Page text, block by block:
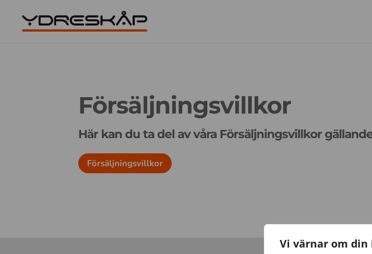
Vi värnar om
Försäljningsvillkor
Här kan du ta del av våra Försäljningsvillkor
Försäljningsvillkor